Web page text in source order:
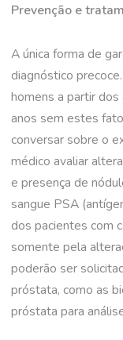
Prevenção e
A única forma de
diagnóstico
homens a partir
anos sem estes
conversar sobre o
médico avaliar
e presença de
sangue PSA
dos pacientes com
somente pela
poderão ser
próstata, como as
próstata para